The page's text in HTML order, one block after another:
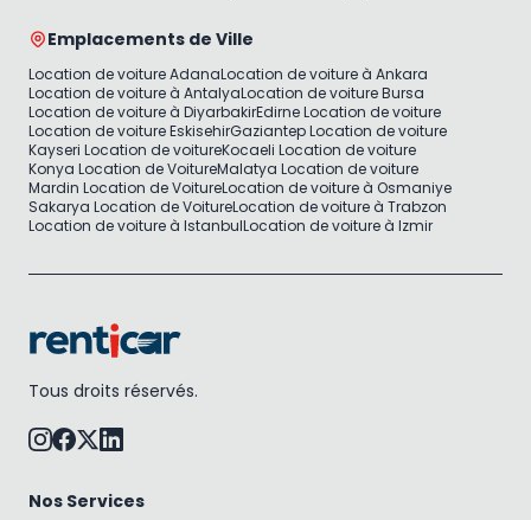
Emplacements de Ville
Location de voiture AdanaLocation de voiture à Ankara
Location de voiture à AntalyaLocation de voiture Bursa
Location de voiture à DiyarbakirEdirne Location de voiture
Location de voiture EskisehirGaziantep Location de voiture
Kayseri Location de voitureKocaeli Location de voiture
Konya Location de VoitureMalatya Location de voiture
Mardin Location de VoitureLocation de voiture à Osmaniye
Sakarya Location de VoitureLocation de voiture à Trabzon
Location de voiture à IstanbulLocation de voiture à Izmir
Tous droits réservés.
Nos Services